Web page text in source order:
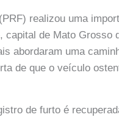
realizou uma
capital de Mato
abordaram uma
de que o veículo
de furto é